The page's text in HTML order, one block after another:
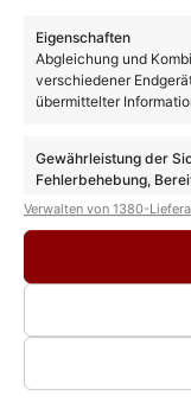
Eigenschaften
Abgleichung und
verschiedener
übermittelter
Gewährleistung der
Fehlerbehebung,
Entscheidungen zum
Verwalten von 1380-
DIE